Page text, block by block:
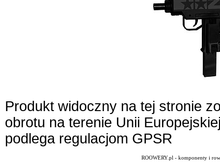
Produkt widoczny na tej stronie
obrotu na terenie Unii
podlega regulacjom GPSR
ROOWERY.pl - komponenty i